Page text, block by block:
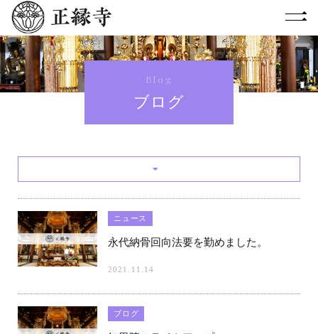
Blog
ブログ
ニュース
永代納骨回向法要を勤めました。
2021.11.14
ブログ